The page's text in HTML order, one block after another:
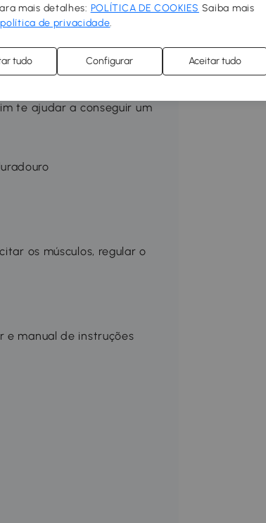
seus músculos. Você vai
indesejada. Além disso, seu
mais saudável. Você pode
Fabricado com materiais de
tempo. É uma ótima
te ajudar a conseguir um
os músculos, regular o
e manual de instruções
mais detalhes: POLÍTICA DE COOKIES Saiba mais
política de privacidade.
tudo Configurar Aceitar tudo